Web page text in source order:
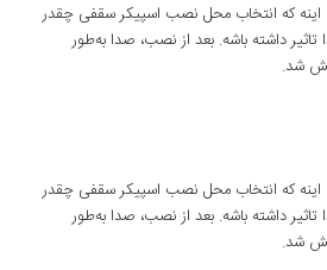
اینه که انتخاب محل نصب اسپیکر سقفی چقدر
داشته باشه. بعد از نصب، صدا به‌طور
شد.
اینه که انتخاب محل نصب اسپیکر سقفی چقدر
داشته باشه. بعد از نصب، صدا به‌طور
شد.